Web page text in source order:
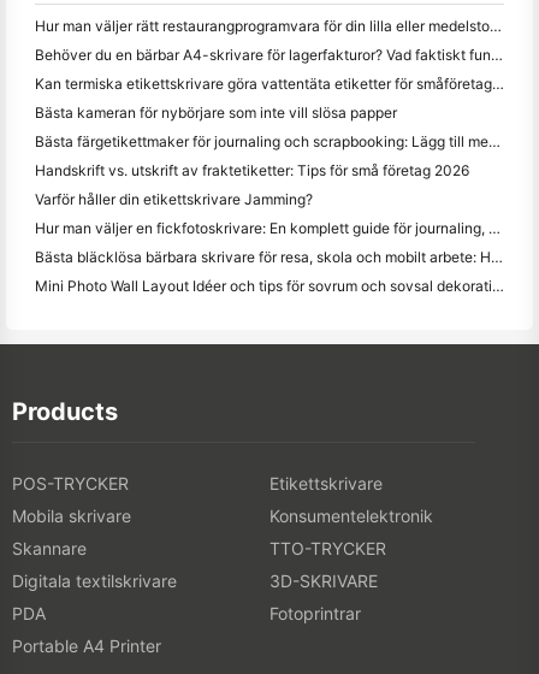
Hur man väljer rätt restaurangprogramvara för din lilla eller medelstora restaurang
Behöver du en bärbar A4-skrivare för lagerfakturor? Vad faktiskt fungerar
Kan termiska etikettskrivare göra vattentäta etiketter för småföretagsprodukter?
Bästa kameran för nybörjare som inte vill slösa papper
Bästa färgetikettmaker för journaling och scrapbooking: Lägg till mer färg på varje sida
Handskrift vs. utskrift av fraktetiketter: Tips för små företag 2026
Varför håller din etikettskrivare Jamming?
Hur man väljer en fickfotoskrivare: En komplett guide för journaling, resor och iPhone-användare
Bästa bläcklösa bärbara skrivare för resa, skola och mobilt arbete: Hanin MT620 Pro Review
Mini Photo Wall Layout Idéer och tips för sovrum och sovsal dekoration
Products
POS-TRYCKER
Etikettskrivare
Mobila skrivare
Konsumentelektronik
Skannare
TTO-TRYCKER
Digitala textilskrivare
3D-SKRIVARE
PDA
Fotoprintrar
Portable A4 Printer